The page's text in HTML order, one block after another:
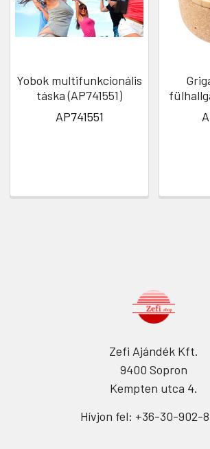
Yobok multifunkcionális
táska (AP741551)
AP741551
Zefi Ajándék Kft.
9400 Sopron
Kempten utca 4.
Hívjon fel: +36-30-902-